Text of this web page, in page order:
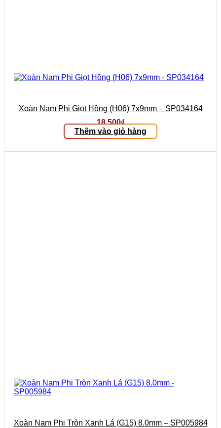
Xoàn Nam Phi Giọt Hồng (H06) 7x9mm – SP034164
18.500₫
Thêm vào giỏ hàng
Xoàn Nam Phi Tròn Xanh Lá (G15) 8.0mm – SP005984